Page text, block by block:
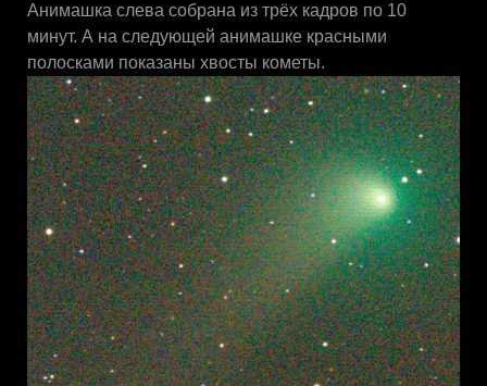
Анимашка слева собрана из трёх кадров по 10
минут. А на следующей анимашке красными
полосками показаны хвосты кометы.